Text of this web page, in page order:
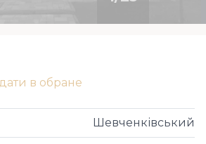
в обране
Шевченківський